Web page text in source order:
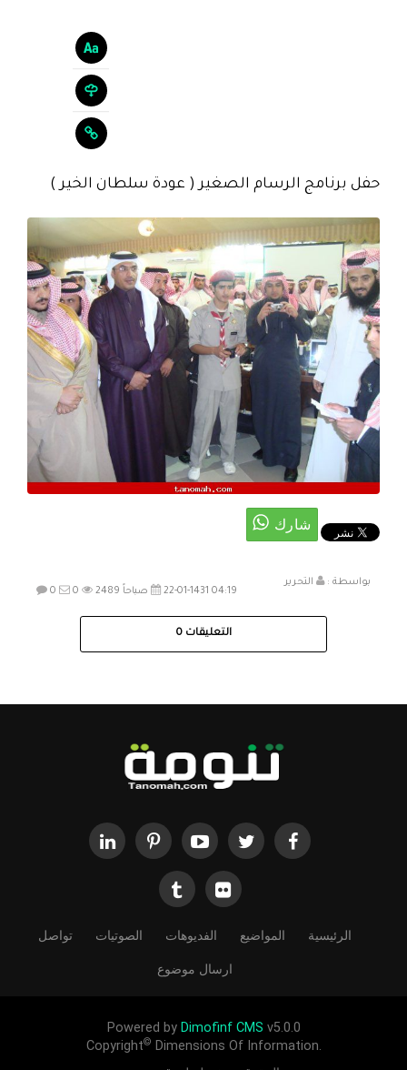
حفل برنامج الرسام الصغير ( عودة سلطان الخير )
بواسطة :
التحرير
22-01-1431 04:19 صباحاً
0 0 2489
التعليقات 0
الرئيسية المواضيع الفديوهات الصوتيات تواصل
ارسال موضوع
Powered by Dimofinf CMS v5.0.0
Copyright© Dimensions Of Information.